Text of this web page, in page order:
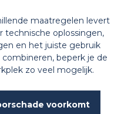
maatregelen levert
technische oplossingen,
en het juiste gebruik
beperk je de
zo veel mogelijk.
voorkomt